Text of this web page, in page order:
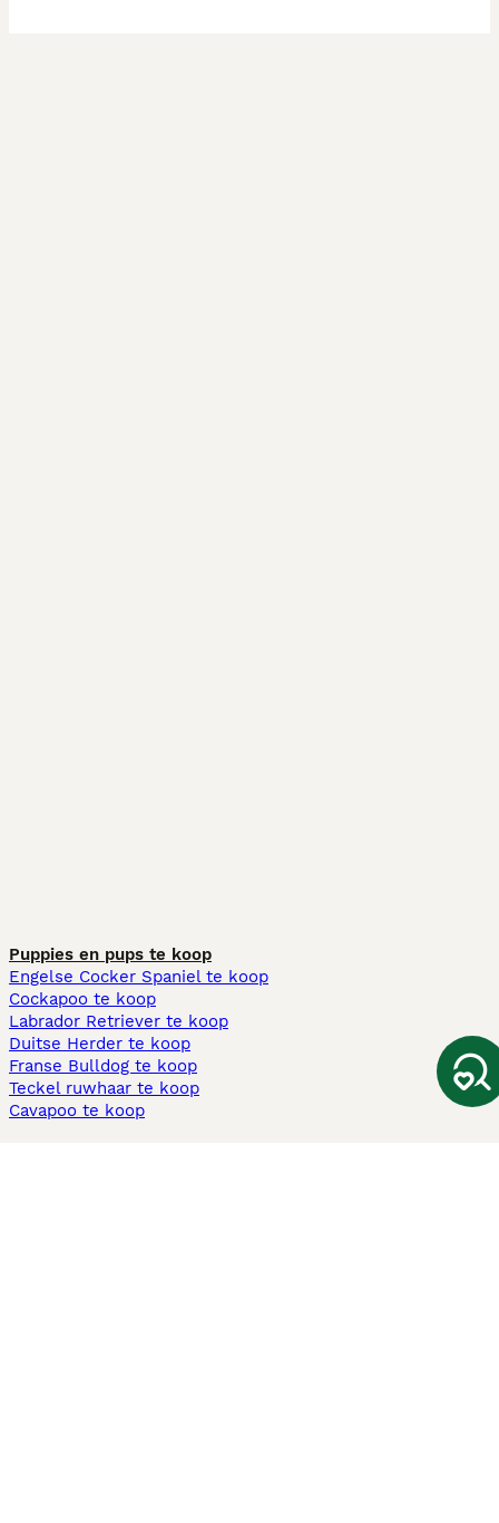
Puppies en pups te koop
Engelse Cocker Spaniel te koop
Cockapoo te koop
Labrador Retriever te koop
Duitse Herder te koop
Franse Bulldog te koop
Teckel ruwhaar te koop
Cavapoo te koop